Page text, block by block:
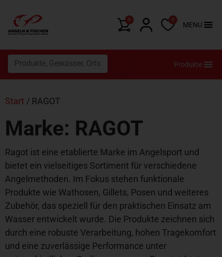
0 0
MENU
Produkte
Start / RAGOT
Marke: RAGOT
Ragot ist eine etablierte Marke im Angelsport und
bietet ein vielseitiges Sortiment für verschiedene
Angelmethoden. Im Fokus stehen funktionale
Produkte wie Wathosen, Gillets, Posen und weiteres
Zubehör, das speziell für den praktischen Einsatz am
Wasser entwickelt wurde. Die Produkte zeichnen sich
durch eine robuste Verarbeitung, hohen Tragekomfort
und eine zuverlässige Performance unter